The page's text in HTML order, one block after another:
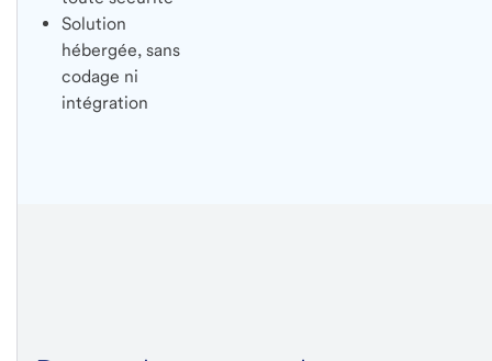
Solution
hébergée, sans
codage ni
intégration